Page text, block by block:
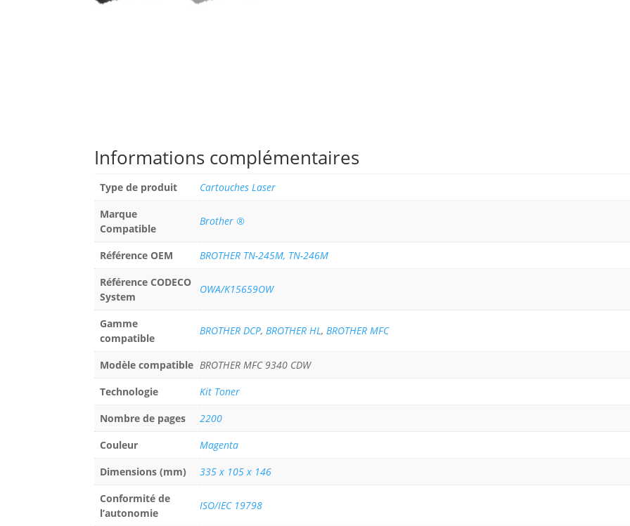
Informations complémentaires
Type de produit
Cartouches Laser
Marque
Compatible
Brother ®
Référence OEM
BROTHER TN-245M, TN-246M
Référence CODECO
System
OWA/K15659OW
Gamme
compatible
BROTHER DCP,BROTHER HL,BROTHER MFC
Modèle compatible BROTHER MFC 9340 CDW
Technologie
Kit Toner
Nombre de pages
2200
Couleur
Magenta
Dimensions (mm)
335 x 105 x 146
Conformité de
l’autonomie
ISO/IEC 19798